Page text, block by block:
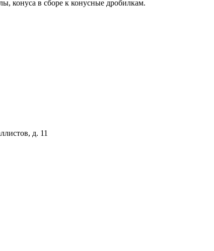
конуса в сборе к конусные дробилкам.
д. 11